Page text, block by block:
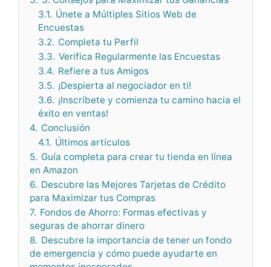
3.1. Únete a Múltiples Sitios Web de
Encuestas
3.2. Completa tu Perfil
3.3. Verifica Regularmente las Encuestas
3.4. Refiere a tus Amigos
3.5. ¡Despierta al negociador en ti!
3.6. ¡Inscríbete y comienza tu camino hacia el
éxito en ventas!
4. Conclusión
4.1. Últimos artículos
5. Guía completa para crear tu tienda en línea
en Amazon
6. Descubre las Mejores Tarjetas de Crédito
para Maximizar tus Compras
7. Fondos de Ahorro: Formas efectivas y
seguras de ahorrar dinero
8. Descubre la importancia de tener un fondo
de emergencia y cómo puede ayudarte en